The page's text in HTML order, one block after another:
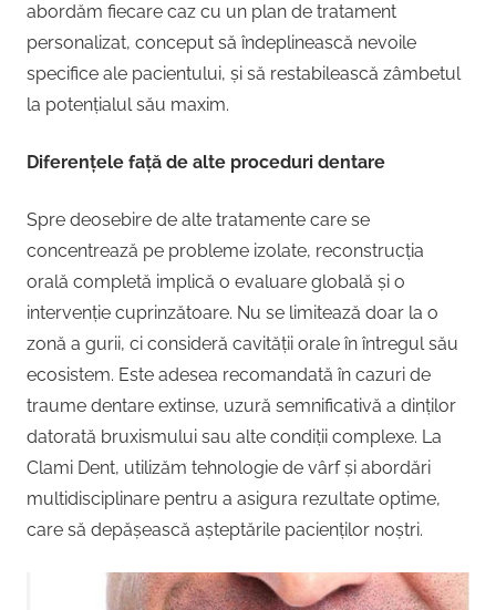
abordăm fiecare caz cu un plan de tratament
personalizat, conceput să îndeplinească nevoile
specifice ale pacientului, și să restabilească zâmbetul
la potențialul său maxim.
Diferențele față de alte proceduri dentare
Spre deosebire de alte tratamente care se
concentrează pe probleme izolate, reconstrucția
orală completă implică o evaluare globală și o
intervenție cuprinzătoare. Nu se limitează doar la o
zonă a gurii, ci consideră cavității orale în întregul său
ecosistem. Este adesea recomandată în cazuri de
traume dentare extinse, uzură semnificativă a dinților
datorată bruxismului sau alte condiții complexe. La
Clami Dent, utilizăm tehnologie de vârf și abordări
multidisciplinare pentru a asigura rezultate optime,
care să depășească așteptările pacienților noștri.